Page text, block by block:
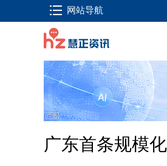
网站导航
广东首条规模